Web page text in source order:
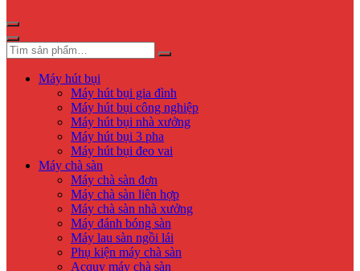
Máy hút bụi
Máy hút bụi gia đình
Máy hút bụi công nghiệp
Máy hút bụi nhà xưởng
Máy hút bụi 3 pha
Máy hút bụi đeo vai
Máy chà sàn
Máy chà sàn đơn
Máy chà sàn liên hợp
Máy chà sàn nhà xưởng
Máy đánh bóng sàn
Máy lau sàn ngồi lái
Phụ kiện máy chà sàn
Acquy máy chà sàn